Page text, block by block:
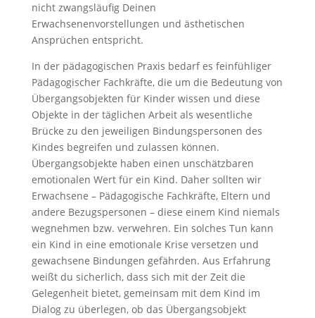
nicht zwangsläufig Deinen
Erwachsenenvorstellungen und ästhetischen
Ansprüchen entspricht.
In der pädagogischen Praxis bedarf es feinfühliger
Pädagogischer Fachkräfte, die um die Bedeutung von
Übergangsobjekten für Kinder wissen und diese
Objekte in der täglichen Arbeit als wesentliche
Brücke zu den jeweiligen Bindungspersonen des
Kindes begreifen und zulassen können.
Übergangsobjekte haben einen unschätzbaren
emotionalen Wert für ein Kind. Daher sollten wir
Erwachsene – Pädagogische Fachkräfte, Eltern und
andere Bezugspersonen – diese einem Kind niemals
wegnehmen bzw. verwehren. Ein solches Tun kann
ein Kind in eine emotionale Krise versetzen und
gewachsene Bindungen gefährden. Aus Erfahrung
weißt du sicherlich, dass sich mit der Zeit die
Gelegenheit bietet, gemeinsam mit dem Kind im
Dialog zu überlegen, ob das Übergangsobjekt